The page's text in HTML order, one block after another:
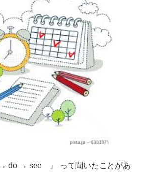
do → see 』 って聞いたことがあ